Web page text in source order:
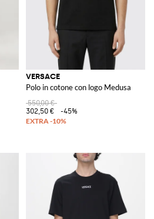
VERSACE
Polo in cotone con logo Medusa
550,00 €
302,50 €
-45%